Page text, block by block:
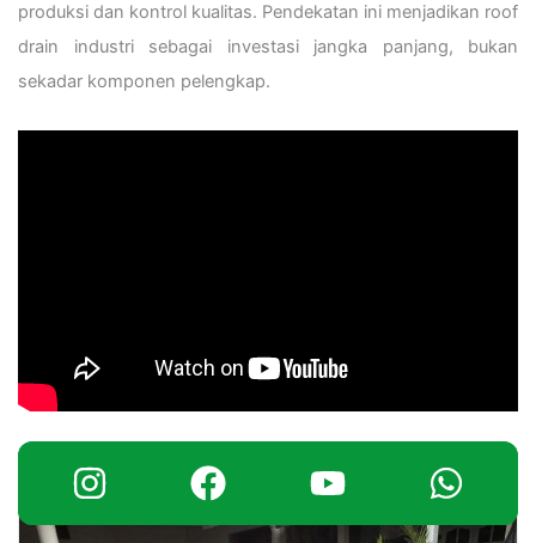
produksi dan kontrol kualitas. Pendekatan ini menjadikan roof
drain industri sebagai investasi jangka panjang, bukan
sekadar komponen pelengkap.
Artikel Lainnya